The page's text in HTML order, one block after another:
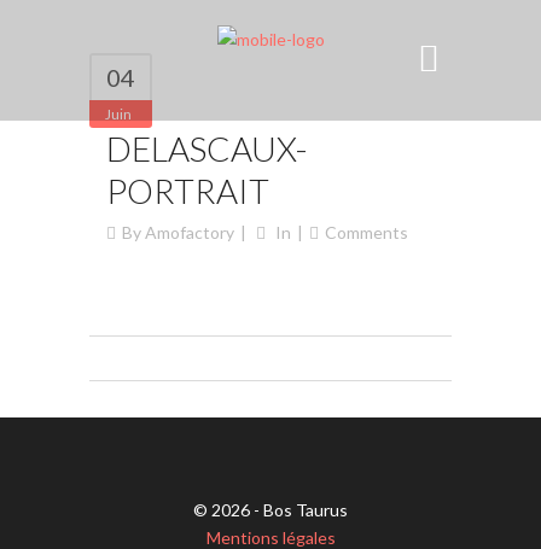
04
Juin
DELASCAUX-
PORTRAIT
ByAmofactory In Comments
© 2026 - Bos Taurus
Mentions légales